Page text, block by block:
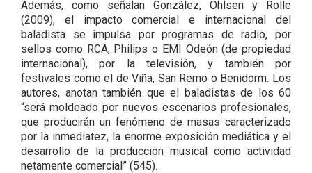
Además, como señalan González, Ohlsen y Rolle
(2009), el impacto comercial e internacional del
baladista se impulsa por programas de radio, por
sellos como RCA, Philips o EMI Odeón (de propiedad
internacional), por la televisión, y también por
festivales como el de Viña, San Remo o Benidorm. Los
autores, anotan también que el baladistas de los 60
“será moldeado por nuevos escenarios profesionales,
que producirán un fenómeno de masas caracterizado
por la inmediatez, la enorme exposición mediática y el
desarrollo de la producción musical como actividad
netamente comercial” (545).